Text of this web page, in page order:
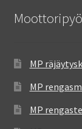
MP
MP
MP